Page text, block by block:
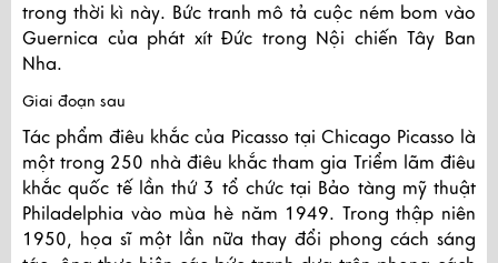
trong thời kì này. Bức tranh mô tả cuộc ném bom vào
Guernica của phát xít Đức trong Nội chiến Tây Ban
Nha.
Giai đoạn sau
Tác phẩm điêu khắc của Picasso tại Chicago Picasso là
một trong 250 nhà điêu khắc tham gia Triểm lãm điêu
khắc quốc tế lần thứ 3 tổ chức tại Bảo tàng mỹ thuật
Philadelphia vào mùa hè năm 1949. Trong thập niên
1950, họa sĩ một lần nữa thay đổi phong cách sáng